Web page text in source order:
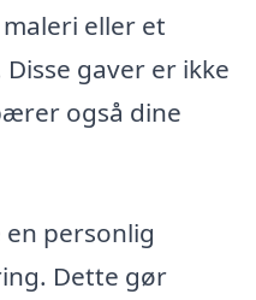
eller et
gaver er ikke
også dine
personlig
Dette gør